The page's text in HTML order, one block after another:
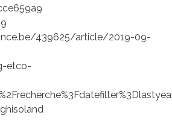
439625/article/2019-09-
etco-